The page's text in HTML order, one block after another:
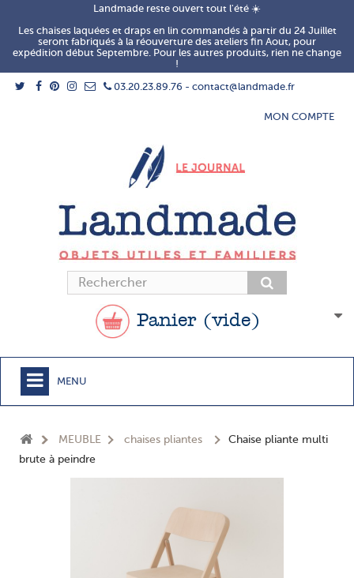
Landmade reste ouvert tout l'été ☀️
Les chaises laquées et draps en lin commandés à partir du 24 Juillet
seront fabriqués à la réouverture des ateliers fin Aout, pour
expédition début Septembre. Pour les autres produits, rien ne change
!
03.20.23.89.76 - contact@landmade.fr
MON COMPTE
Panier (vide)
MENU
MEUBLE chaises pliantes
Chaise pliante multi
brute à peindre